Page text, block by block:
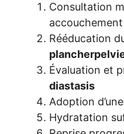
Consultation
accouchement
Rééducation
Évaluation et
diastasis
Adoption d’une
Hydratation